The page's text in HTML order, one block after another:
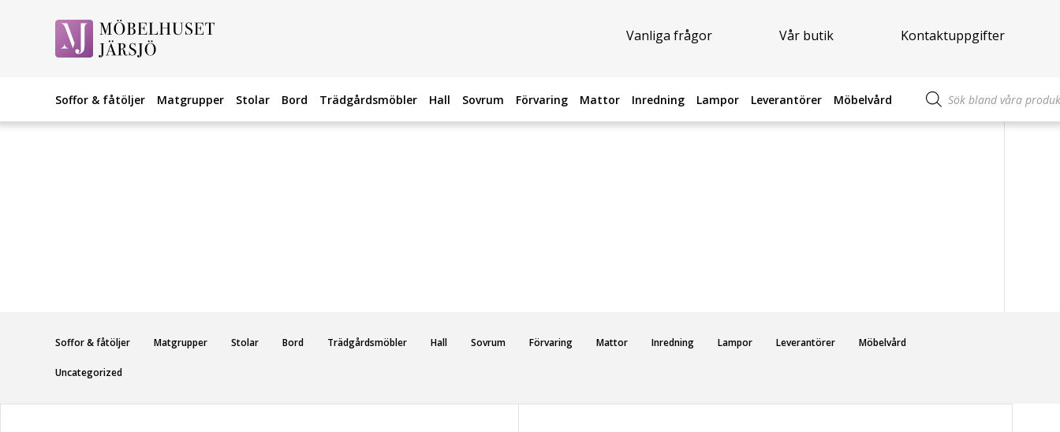
Vanliga frågor Vår butik Kontaktuppgifter
Soffor & fåtöljer Matgrupper Stolar Bord Trädgårdsmöbler Hall Sovrum Förvaring Mattor Inredning Lampor Leverantörer Möbelvård
Produktsökning
Soffor & fåtöljer Matgrupper Stolar Bord Trädgårdsmöbler Hall Sovrum Förvaring Mattor Inredning Lampor Leverantörer Möbelvård
Uncategorized